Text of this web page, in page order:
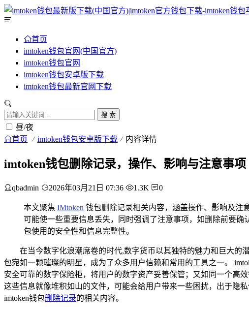
首页
imtoken钱包官网(中国官方)
imtoken钱包官网
imtoken钱包安卓版下载
imtoken钱包最新官网下载
搜 索
昼/夜
首页 imtoken钱包安卓版下载 内容详情
imtoken钱包删除记录，操作、影响与注意事项
qbadmin 2026年03月21日 07:36 1.3K 0
本文聚焦 IMtoken 钱包删除记录相关内容，涵盖操作、影响及注
可能使一些重要信息丢失，同时强调了注意事项，如删除前要
包使用的安全性和信息完整性。
在当今数字化浪潮席卷的时代,数字货币以其独特的魅力和巨大的
包宛如一颗璀璨的明星，成为了众多用户信赖和常用的工具之一。
安全可靠的数字保险柜，将用户的数字资产妥善保管；又如同一个高
这些信息就像堆积如山的文件，可能会给用户带来一些困扰，出于隐
imtoken钱包删除记录的相关内容。